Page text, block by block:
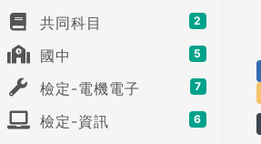
共同科目 2
國中 5
檢定-電機電子 7
檢定-資訊 6